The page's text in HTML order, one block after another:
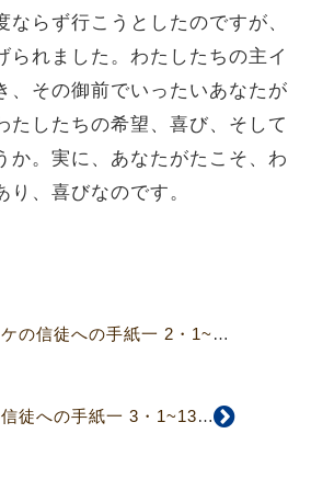
ならず行こうとしたのですが、
られました。わたしたちの主イ
、その御前でいったいあなたが
たしたちの希望、喜び、そして
か。実に、あなたがたこそ、わ
り、喜びなのです。
テサロニケの信徒への手紙一 2・1~12
テサロニケの信徒への手紙一 3・1~13